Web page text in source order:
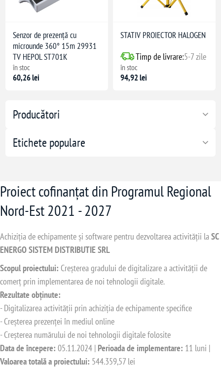
ajustabile
Producători
Etichete populare
Senzor de prezență cu
microunde 360° 15m 29931
TV HEPOL ST701K
în stoc
60,26 lei
STATIV PROIECTOR HALOGEN
Timp de livrare:5-7 zile
în stoc
94,92 lei
Proiect cofinanțat din Programul Regional
Nord-Est 2021 - 2027
Achiziția de echipamente și software pentru dezvoltarea activității laSC
ENERGO SISTEM DISTRIBUTIE SRL
Scopul proiectului: Creșterea gradului de digitalizare a activității de
comerț prin implementarea de noi tehnologii digitale.
Rezultate obținute:
- Digitalizarea activității prin achiziția de echipamente specifice
- Creșterea prezenței în mediul online
- Creșterea numărului de noi tehnologii digitale folosite
Data de începere: 05.11.2024 | Perioada de implementare: 11 luni |
Valoarea totală a proiectului: 544.359,57 lei